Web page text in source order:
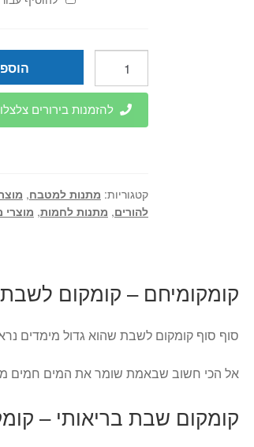
קומקומיחם
ליטר
להזמנות בירורים צלצלו עכשיו
קטגוריות: מתנות למטבח,
להורים, מתנות לחמות, מוצרי
קומקומיחם – קומקום לשבת 2
סוף סוף קומקום לשבת שהוא גדול מימדים
אל הכי חשוב שבאמת שומר את המים חמים
קומקום שבת בריאותי –